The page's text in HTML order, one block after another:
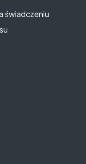
świadczeniu